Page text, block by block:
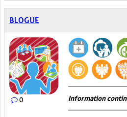
BLOGUE
0 Information